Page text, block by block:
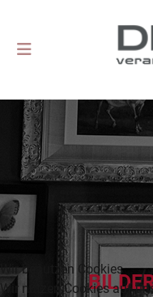
Wir benutzen Cookies
Wir nutzen Cookies auf